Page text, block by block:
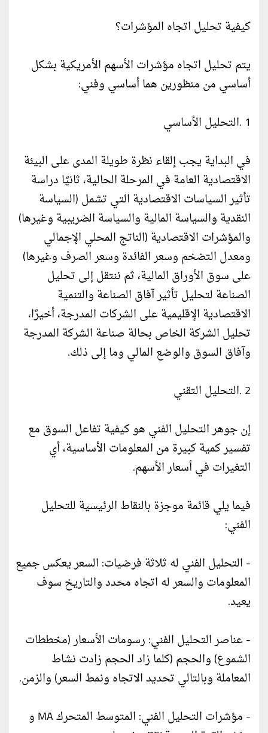
كيفية تحليل اتجاه المؤشرات؟
يتم تحليل اتجاه مؤشرات الأسهم الأمريكية بشكل
أساسي من منظورين هما أساسي وفني:
1 .التحليل الأساسي
في البداية يجب إلقاء نظرة طويلة المدى على البيئة
الاقتصادية العامة في المرحلة الحالية، ثانيًا دراسة
تأثير السياسات الاقتصادية التي تشمل (السياسة
النقدية والسياسة المالية والسياسة الضريبية وغيرها)
والمؤشرات الاقتصادية (الناتج المحلي الإجمالي
ومعدل التضخم وسعر الفائدة وسعر الصرف وغيرها)
على سوق الأوراق المالية، ثم ننتقل إلى تحليل
الصناعة لتحليل تأثير آفاق الصناعة والتنمية
الاقتصادية الإقليمية على الشركات المدرجة، أخيرًا،
تحليل الشركة الخاص بحالة صناعة الشركة المدرجة
وآفاق السوق والوضع المالي وما إلى ذلك.
2 .التحليل التقني
إن جوهر التحليل الفني هو كيفية تفاعل السوق مع
تفسير كمية كبيرة من المعلومات الأساسية، أي
التغيرات في أسعار الأسهم.
فيما يلي قائمة موجزة بالنقاط الرئيسية للتحليل
الفني:
- التحليل الفني له ثلاثة فرضيات: السعر يعكس جميع
المعلومات والسعر له اتجاه محدد والتاريخ سوف
يعيد.
- عناصر التحليل الفني: رسومات الأسعار (مخططات
الشموع) والحجم (كلما زاد الحجم زادت نشاط
المعاملة وبالتالي تحديد الاتجاه ونمط السعر) والزمن.
- مؤشرات التحليل الفني: المتوسط ​​المتحرك MA و